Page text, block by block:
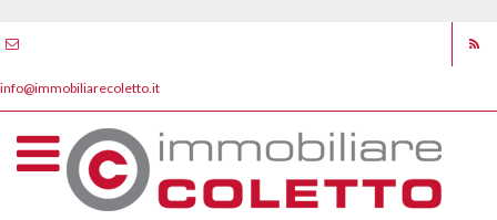
info@immobiliarecoletto.it